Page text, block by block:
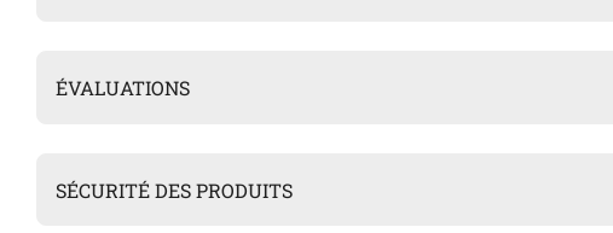
ÉVALUATIONS
SÉCURITÉ DES PRODUITS